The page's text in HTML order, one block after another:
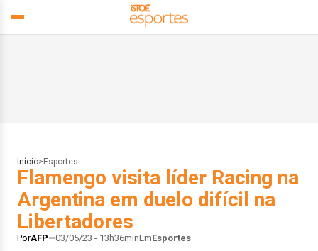
Início> Esportes
Flamengo visita líder Racing na
Argentina em duelo difícil na
Libertadores
PorAFP 03/05/23 - 13h36minEmEsportes